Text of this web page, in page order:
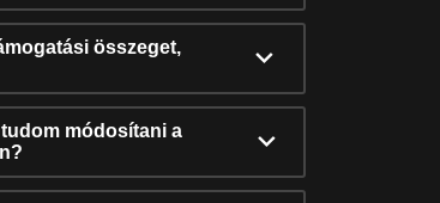
összeget,
módosítani a